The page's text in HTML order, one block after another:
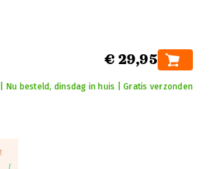
€ 29,95
Nu besteld, dinsdag in huis | Gratis verzonden